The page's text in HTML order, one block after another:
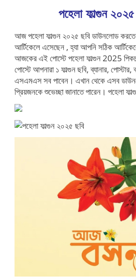
পহেলা ফাল্গুন
আজ পহেলা ফাল্গুন ২০২৫ ছবি ডাউনলোড
আর্টিকেলে এসেছেন , হ্যা আপনি সঠিক
আজকের এই পোস্টে পহেলা ফাল্গুন 2025
পোস্টে আপনারা ১ ফাল্গুন ছবি, ব্যানার,
এসএমএস সব পাবেন। এখান থেকে এসব
প্রিয়জনকে শুভেচ্ছা জানাতে পারেন। পহেলা